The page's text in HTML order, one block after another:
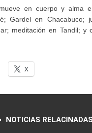
en cuerpo y alma
Gardel en Chacabuco;
meditación en Tandil; y
X
NOTICIAS RELACINADAS